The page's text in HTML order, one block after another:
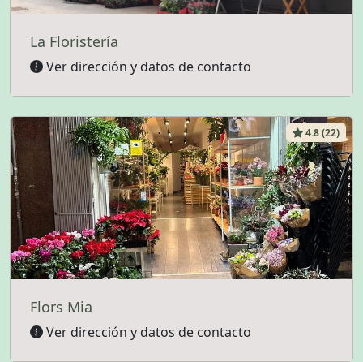
La Floristería
Ver dirección y datos de contacto
4.8 (22)
Flors Mia
Ver dirección y datos de contacto